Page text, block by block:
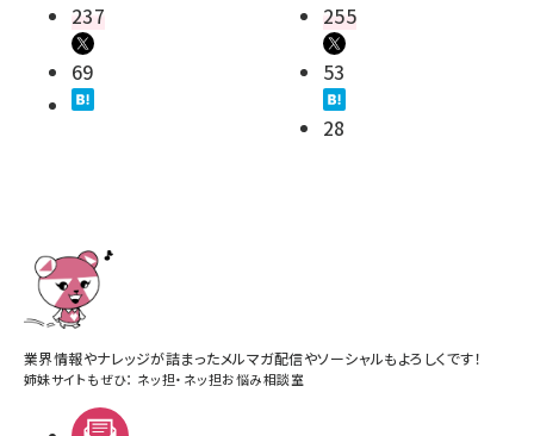
237
69
255
53
28
業界情報やナレッジが詰まったメルマガ配信やソーシャルもよろしくです！
姉妹サイトもぜひ： ネッ担・ ネッ担お悩み相談室